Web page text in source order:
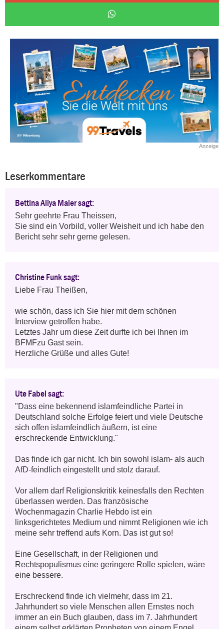
Anzeige
Leserkommentare
Bettina Aliya Maier sagt:
Sehr geehrte Frau Theissen,
Sie sind ein Vorbild, voller Weisheit und ich habe den
Bericht sehr sehr gerne gelesen.
Christine Funk sagt:
Liebe Frau Theißen,
wie schön, dass ich Sie hier mit dem schönen
Interview getroffen habe.
Letztes Jahr um diese Zeit durfte ich bei Ihnen im
BFMFzu Gast sein.
Herzliche Grüße und alles Gute!
Ute Fabel sagt:
"Dass eine bekennend islamfeindliche Partei in
Deutschland solche Erfolge feiert und viele Deutsche
sich offen islamfeindlich äußern, ist eine
erschreckende Entwicklung."
Das finde ich gar nicht. Ich bin sowohl islam- als auch
AfD-feindlich eingestellt und stolz darauf.
Vor allem darf Religionskritik keinesfalls den Rechten
überlassen werden. Das französische
Wochenmagazin Charlie Hebdo ist ein
linksgerichtetes Medium und nimmt Religionen wie ich
meine sehr treffend aufs Korn. Das ist gut so!
Eine Gesellschaft, in der Religionen und
Rechtspopulismus eine geringere Rolle spielen, wäre
eine bessere.
Erschreckend finde ich vielmehr, dass im 21.
Jahrhundert so viele Menschen allen Ernstes noch
immer an ein Buch glauben, dass im 7. Jahrhundert